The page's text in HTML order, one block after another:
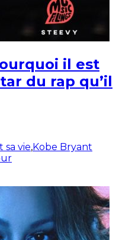
il est
du rap qu’il
sa vie,Kobe Bryant